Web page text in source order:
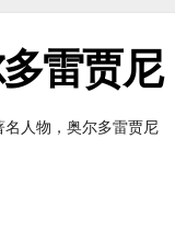
雷贾尼
名人物，奥尔多雷贾尼